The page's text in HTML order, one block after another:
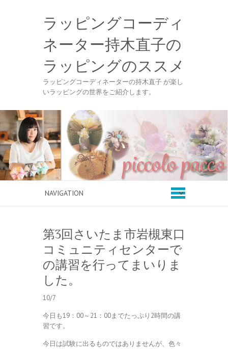
ラッピングコーディ
ネーター持木直子の
ラッピングのススメ
ラッピングコーディネーターの持木直子 が楽し
いラッピングの世界をご紹介します。
第3回さいたま市岩槻東口
コミュニティセンターで
の講習を行ってまいりま
した。
10/7
今日も19：00～21：00までたっぷり2時間の講
習です。
今日は試験に出るものではありませんが、色々